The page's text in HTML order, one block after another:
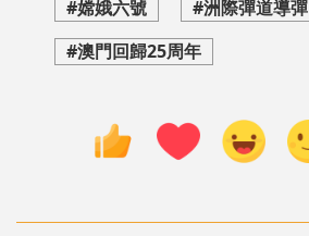
#嫦娥六號
#洲際彈道導彈
#澳門回歸25周年